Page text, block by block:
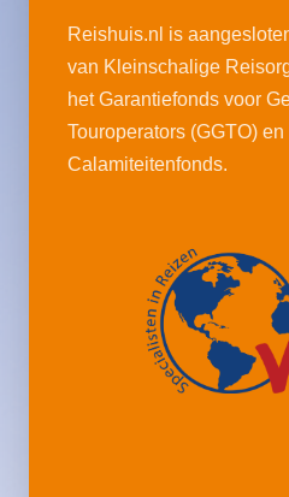
Reishuis.nl is
van Kleinschalige
het Garantiefonds voor
Touroperators (GGTO) en
Calamiteitenfonds.